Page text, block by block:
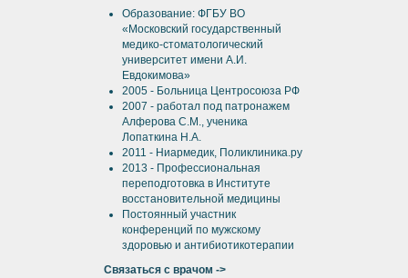
Образование: ФГБУ ВО
«Московский государственный
медико-стоматологический
университет имени А.И.
Евдокимова»
2005 - Больница Центросоюза РФ
2007 - работал под патронажем
Алферова С.М., ученика
Лопаткина Н.А.
2011 - Ниармедик, Поликлиника.ру
2013 - Профессиональная
переподготовка в Институте
восстановительной медицины
Постоянный участник
конференций по мужскому
здоровью и антибиотикотерапии
Связаться с врачом ->